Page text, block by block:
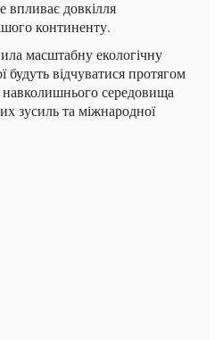
впливає довкілля
континенту.
масштабну екологічну
будуть відчуватися протягом
навколишнього середовища
зусиль та міжнародної